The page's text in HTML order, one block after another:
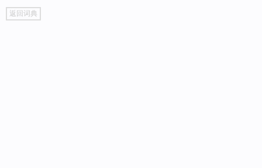
go
top
返回词典